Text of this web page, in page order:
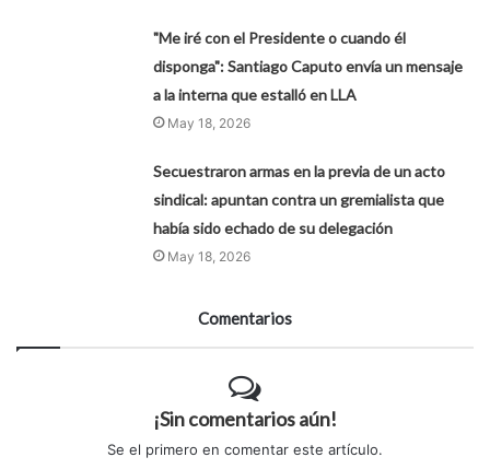
"Me iré con el Presidente o cuando él
disponga": Santiago Caputo envía un mensaje
a la interna que estalló en LLA
May 18, 2026
Secuestraron armas en la previa de un acto
sindical: apuntan contra un gremialista que
había sido echado de su delegación
May 18, 2026
Comentarios
¡Sin comentarios aún!
Se el primero en comentar este artículo.